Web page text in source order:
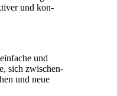
und kon­
und
sich zwi­schen­
und neue